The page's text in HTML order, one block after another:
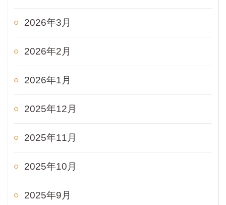
2026年3月
2026年2月
2026年1月
2025年12月
2025年11月
2025年10月
2025年9月